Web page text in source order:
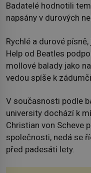
Badatelé hodnotili
napsány v durových
Rychlé a durové
Help od Beatles
mollové balady jako
vedou spíše k
V současnosti podle
university dochází k
Christian von Scheve
společnosti, nedá se
před padesáti lety.